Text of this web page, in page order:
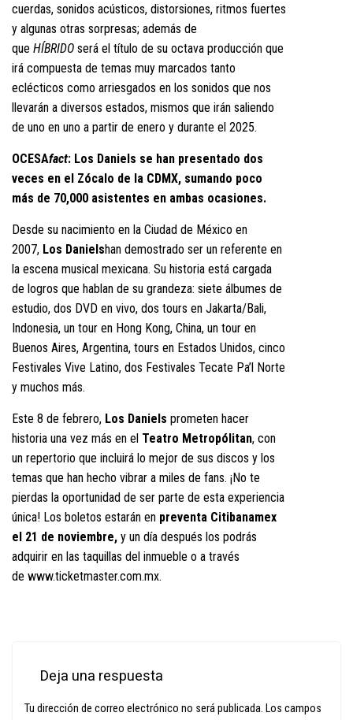
cuerdas, sonidos acústicos, distorsiones, ritmos fuertes
y algunas otras sorpresas; además de
que HÍBRIDO será el título de su octava producción que
irá compuesta de temas muy marcados tanto
eclécticos como arriesgados en los sonidos que nos
llevarán a diversos estados, mismos que irán saliendo
de uno en uno a partir de enero y durante el 2025.
OCESAfact: Los Daniels se han presentado dos
veces en el Zócalo de la CDMX, sumando poco
más de 70,000 asistentes en ambas ocasiones.
Desde su nacimiento en la Ciudad de México en
2007, Los Danielshan demostrado ser un referente en
la escena musical mexicana. Su historia está cargada
de logros que hablan de su grandeza: siete álbumes de
estudio, dos DVD en vivo, dos tours en Jakarta/Bali,
Indonesia, un tour en Hong Kong, China, un tour en
Buenos Aires, Argentina, tours en Estados Unidos, cinco
Festivales Vive Latino, dos Festivales Tecate Pa’l Norte
y muchos más.
Este 8 de febrero, Los Daniels prometen hacer
historia una vez más en el Teatro Metropólitan, con
un repertorio que incluirá lo mejor de sus discos y los
temas que han hecho vibrar a miles de fans. ¡No te
pierdas la oportunidad de ser parte de esta experiencia
única! Los boletos estarán en preventa Citibanamex
el 21 de noviembre, y un día después los podrás
adquirir en las taquillas del inmueble o a través
de www.ticketmaster.com.mx.
Deja una respuesta
Tu dirección de correo electrónico no será publicada. Los campos